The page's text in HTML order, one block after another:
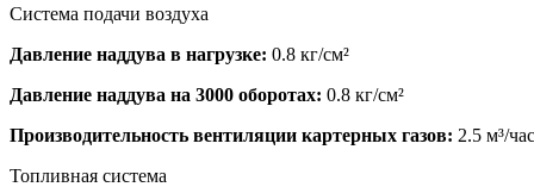
Система подачи воздуха
Давление наддува в нагрузке: 0.8 кг/см²
Давление наддува на 3000 оборотах: 0.8 кг/см²
Производительность вентиляции картерных газов: 2.5 м³/час
Топливная система